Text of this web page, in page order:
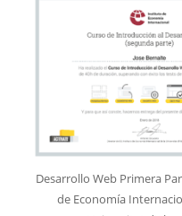
Desarrollo Web Primera
de Economía